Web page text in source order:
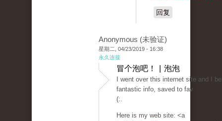
回复
Anonymous (未验证)
星期二, 04/23/2019 - 16:38
永久连接
冒个泡吧！ | 泡泡
I went over this internet site and I
fantastic info, saved to fav
(:.
Here is my web site: <a